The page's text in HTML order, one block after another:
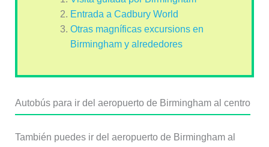
Entrada a Cadbury World
Otras magníficas excursions en
Birmingham y alrededores
Autobús para ir del aeropuerto de Birmingham al centro
También puedes ir del aeropuerto de Birmingham al